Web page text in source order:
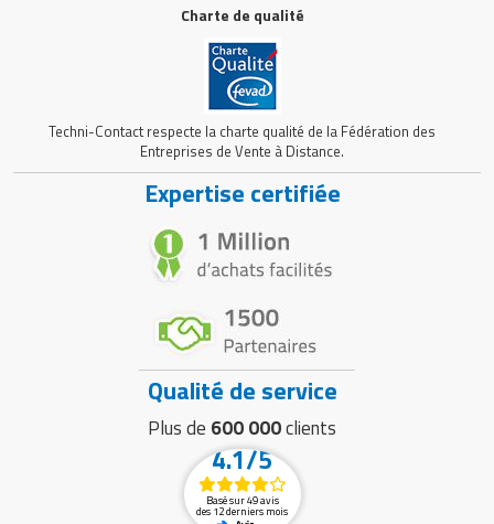
Charte de qualité
Techni-Contact respecte la charte qualité de la Fédération des
Entreprises de Vente à Distance.
Expertise certifiée
Qualité de service
Plus de 600 000clients
4.1/5
Basé sur 49 avis
des 12 derniers mois